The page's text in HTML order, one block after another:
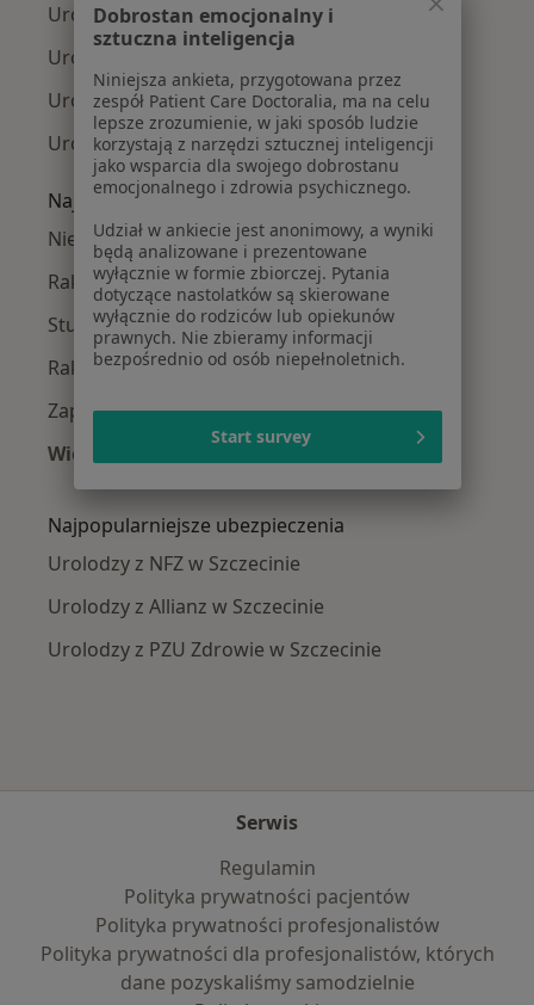
Urolodzy Gumieńce
Urolodzy Śródmieście
Urolodzy Turzyn
Urolodzy Nowe Miasto
Najczęście leczone choroby
Nietrzymanie moczu w Szczecinie
Rak jądra w Szczecinie
Stulejka w Szczecinie
Rak pęcherza moczowego w Szczecinie
Zapalenie prostaty w Szczecinie
Więcej (15)
Najpopularniejsze ubezpieczenia
Urolodzy z NFZ w Szczecinie
Urolodzy z Allianz w Szczecinie
Urolodzy z PZU Zdrowie w Szczecinie
Serwis
Regulamin
Polityka prywatności pacjentów
Polityka prywatności profesjonalistów
Polityka prywatności dla profesjonalistów, których
dane pozyskaliśmy samodzielnie
Dobrostan emocjonalny i
sztuczna inteligencja
Niniejsza ankieta, przygotowana przez
zespół Patient Care Doctoralia, ma na celu
lepsze zrozumienie, w jaki sposób ludzie
korzystają z narzędzi sztucznej inteligencji
jako wsparcia dla swojego dobrostanu
emocjonalnego i zdrowia psychicznego.
Udział w ankiecie jest anonimowy, a wyniki
będą analizowane i prezentowane
wyłącznie w formie zbiorczej. Pytania
dotyczące nastolatków są skierowane
wyłącznie do rodziców lub opiekunów
prawnych. Nie zbieramy informacji
bezpośrednio od osób niepełnoletnich.
Start survey